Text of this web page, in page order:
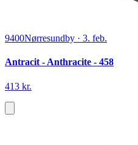
9400Nørresundby · 3. feb.
Antracit - Anthracite - 458
413 kr.